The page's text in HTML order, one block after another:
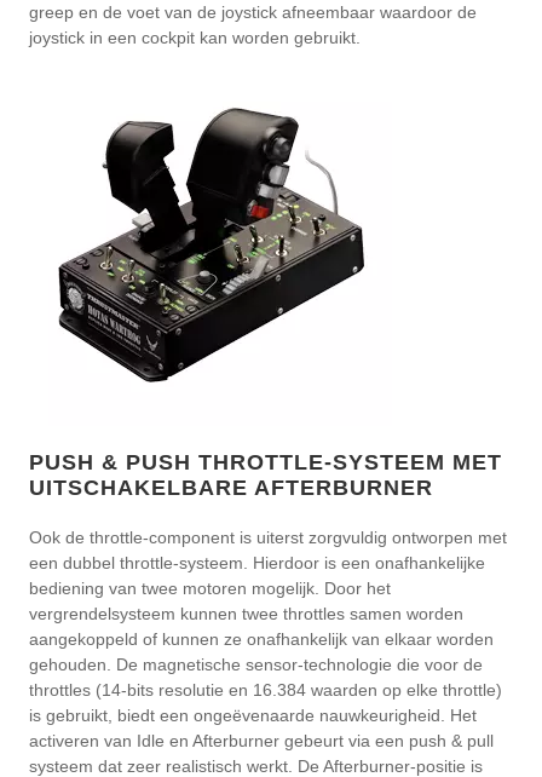
greep en de voet van de joystick afneembaar waardoor de
joystick in een cockpit kan worden gebruikt.
PUSH & PUSH THROTTLE-SYSTEEM MET
UITSCHAKELBARE AFTERBURNER
Ook de throttle-component is uiterst zorgvuldig ontworpen met
een dubbel throttle-systeem. Hierdoor is een onafhankelijke
bediening van twee motoren mogelijk. Door het
vergrendelsysteem kunnen twee throttles samen worden
aangekoppeld of kunnen ze onafhankelijk van elkaar worden
gehouden. De magnetische sensor-technologie die voor de
throttles (14-bits resolutie en 16.384 waarden op elke throttle)
is gebruikt, biedt een ongeëvenaarde nauwkeurigheid. Het
activeren van Idle en Afterburner gebeurt via een push & pull
systeem dat zeer realistisch werkt. De Afterburner-positie is